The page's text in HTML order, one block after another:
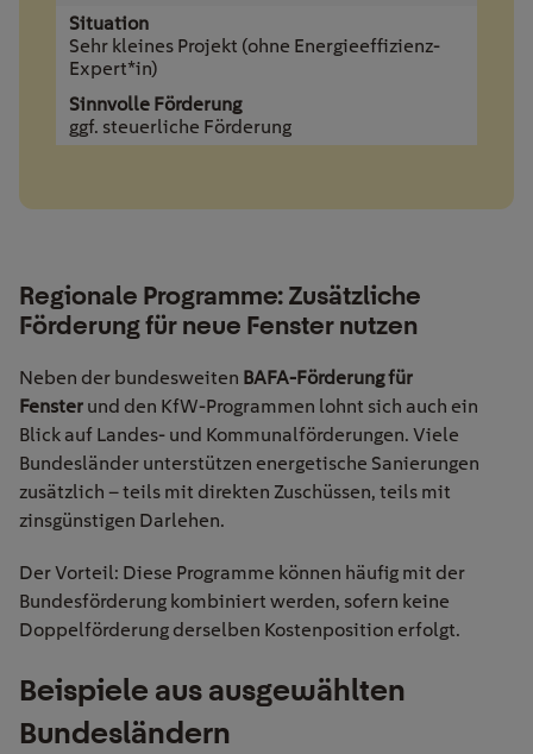
Sehr kleines Projekt (ohne Energieeffizienz-
Expert*in)
ggf. steuerliche Förderung
Regionale Programme: Zusätzliche
Förderung für neue Fenster nutzen
Neben der bundesweiten BAFA-Förderung für
Fenster und den KfW-Programmen lohnt sich auch ein
Blick auf Landes- und Kommunalförderungen. Viele
Bundesländer unterstützen energetische Sanierungen
zusätzlich – teils mit direkten Zuschüssen, teils mit
zinsgünstigen Darlehen.
Der Vorteil: Diese Programme können häufig mit der
Bundesförderung kombiniert werden, sofern keine
Doppelförderung derselben Kostenposition erfolgt.
Beispiele aus ausgewählten
Bundesländern